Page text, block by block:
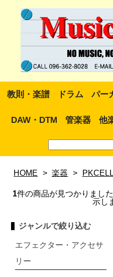
教則・楽譜 ドラム パー
DAW・DTM 管楽器 他
HOME > 楽器 > PKCELL
1件の商品が見つかりました
示し
ジャンルで絞り込む
エフェクター・アクセサ
リー